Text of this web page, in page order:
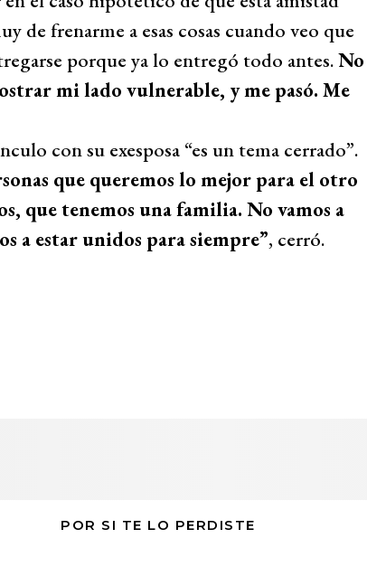
de frenarme a esas cosas cuando veo que
porque ya lo entregó todo antes.No
mi lado vulnerable, y me pasó. Me
con su exesposa “es un tema cerrado”.
que queremos lo mejor para el otro
que tenemos una familia. No vamos a
a estar unidos para siempre”, cerró.
POR SI TE LO PERDISTE